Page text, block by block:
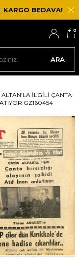
KARGO BEDAVA!
ARA
0
ALTAN'LA İLGILI ÇANTA
GZ160454